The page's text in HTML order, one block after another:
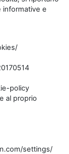
informative e
policy
al proprio
settings/